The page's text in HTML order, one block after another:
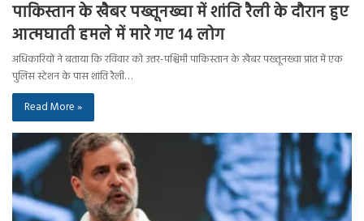
पाकिस्तान के खैबर पख्तूनख्वा में शांति रैली के दौरान हुए
आत्मघाती हमले में मारे गए 14 लोग
अधिकारियों ने बताया कि रविवार को उत्तर-पश्चिमी पाकिस्तान के खैबर पख्तूनख्वा प्रांत में एक
पुलिस स्टेशन के पास शांति रैली…
Read More »